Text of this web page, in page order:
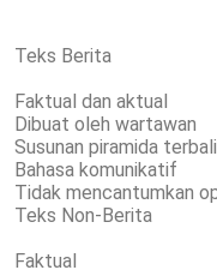
Teks Berita
Faktual dan aktual
Dibuat oleh wartawan
Susunan piramida
Bahasa komunikatif
Tidak mencantumkan
Teks Non-Berita
Faktual